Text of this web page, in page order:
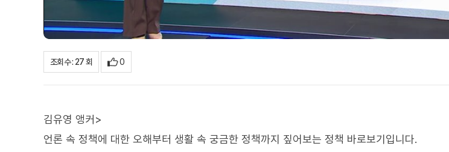
조회수 : 27 회 0
김유영 앵커>
언론 속 정책에 대한 오해부터 생활 속 궁금한 정책까지 짚어보는 정책 바로보기입니다.